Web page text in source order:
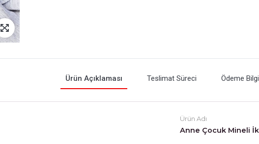
Ürün Açıklaması Teslimat Süreci Ödeme
Ürün Adı
Anne Çocuk Mineli